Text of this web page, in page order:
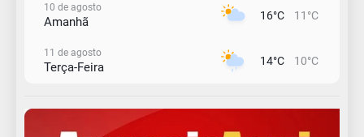
10 de agosto
Amanhã 16°C 11°C
11 de agosto
Terça-Feira 14°C 10°C
Quarta-Feira 15°C 11°C